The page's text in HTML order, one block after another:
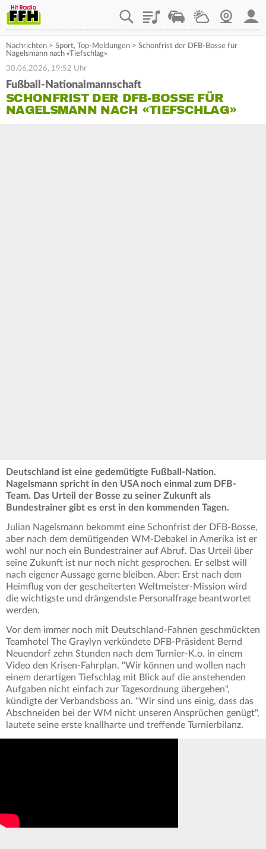
PlaylistStaupilotWetterWebcam
Nachrichten > Sport, Top-Meldungen > Schonfrist der DFB-Bosse für
Nagelsmann nach «Tiefschlag»
30.06.2026, 19:52 Uhr
Fußball-Nationalmannschaft
SCHONFRIST DER DFB-BOSSE FÜR
NAGELSMANN NACH «TIEFSCHLAG»
Deutschland ist eine gedemütigte Fußball-Nation.
Nagelsmann spricht in den USA noch einmal zum DFB-
Team. Das Urteil der Bosse zu seiner Zukunft als
Bundestrainer gibt es erst in den kommenden Tagen.
Julian Nagelsmann bekommt eine Schonfrist der DFB-Bosse,
aber nach dem demütigenden WM-Debakel in Amerika ist er
wohl nur noch ein Bundestrainer auf Abruf. Das Urteil über
seine Zukunft ist nur noch nicht gesprochen. Er selbst will
nach eigener Aussage gerne bleiben. Aber: Erst nach dem
Heimflug von der gescheiterten Weltmeister-Mission wird
die wichtigste und drängendste Personalfrage beantwortet
werden.
Vor dem immer noch mit Deutschland-Fahnen geschmückten
Teamhotel The Graylyn verkündete DFB-Präsident Bernd
Neuendorf zehn Stunden nach dem Turnier-K.o. in einem
Video den Krisen-Fahrplan. "Wir können und wollen nach
einem derartigen Tiefschlag mit Blick auf die anstehenden
Aufgaben nicht einfach zur Tagesordnung übergehen",
kündigte der Verbandsboss an. "Wir sind uns einig, dass das
Abschneiden bei der WM nicht unseren Ansprüchen genügt",
lautete seine erste knallharte und treffende Turnierbilanz.